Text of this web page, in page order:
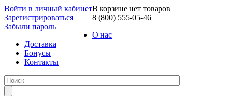
Войти в личный кабинет
Зарегистрироваться
Забыли пароль
В корзине нет товаров
8 (800) 555-05-46
О нас
Доставка
Бонусы
Контакты